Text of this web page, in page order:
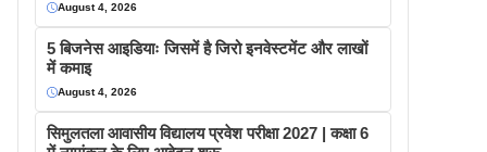
August 4, 2026
5 बिजनेस आइडियाः जिसमें है जिरो इनवेस्टमेंट और लाखों
में कमाइ
August 4, 2026
सिमुलतला आवासीय विद्यालय प्रवेश परीक्षा 2027 | कक्षा 6